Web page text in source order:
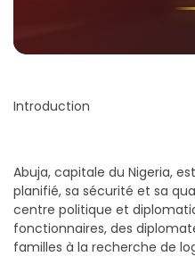
Introduction
Abuja, capitale du Nigeria,
planifié, sa sécurité et sa
centre politique et
fonctionnaires, des
familles à la recherche de